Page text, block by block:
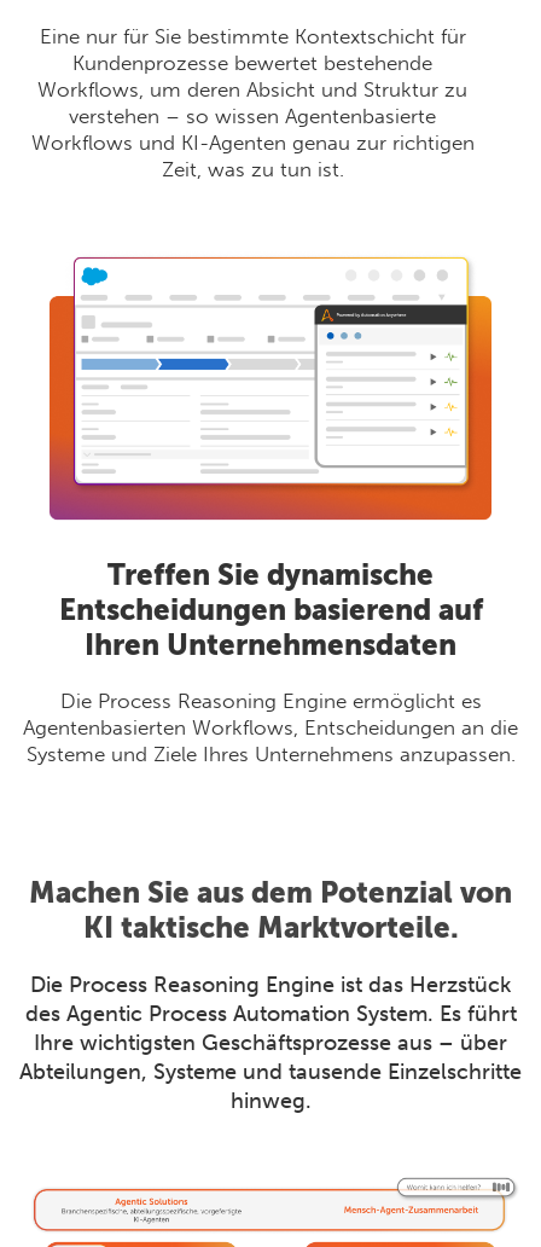
Eine nur für Sie bestimmte Kontextschicht für
Kundenprozesse bewertet bestehende
Workflows, um deren Absicht und Struktur zu
verstehen – so wissen Agentenbasierte
Workflows und KI-Agenten genau zur richtigen
Zeit, was zu tun ist.
Treffen Sie dynamische
Entscheidungen basierend auf
Ihren Unternehmensdaten
Die Process Reasoning Engine ermöglicht es
Agentenbasierten Workflows, Entscheidungen an die
Systeme und Ziele Ihres Unternehmens anzupassen.
Machen Sie aus dem Potenzial von
KI taktische Marktvorteile.
Die Process Reasoning Engine ist das Herzstück
des Agentic Process Automation System. Es führt
Ihre wichtigsten Geschäftsprozesse aus – über
Abteilungen, Systeme und tausende Einzelschritte
hinweg.